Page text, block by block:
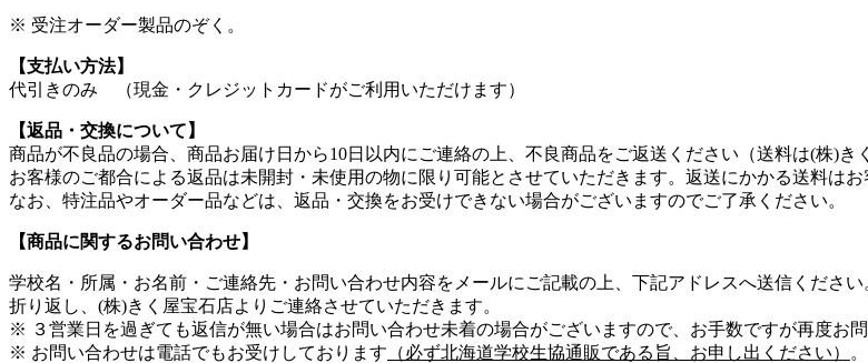
※ 受注オーダー製品のぞく。
【支払い方法】
代引きのみ （現金・クレジットカードがご利用いただけます）
【返品・交換について】
商品が不良品の場合、商品お届け日から10日以内にご連絡の上、不良商品をご返送ください（送料は(株)
お客様のご都合による返品は未開封・未使用の物に限り可能とさせていただきます。返送にかかる送料はお
なお、特注品やオーダー品などは、返品・交換をお受けできない場合がございますのでご了承ください。
【商品に関するお問い合わせ】
学校名・所属・お名前・ご連絡先・お問い合わせ内容をメールにご記載の上、下記アドレスへ送信ください
折り返し、(株)きく屋宝石店よりご連絡させていただきます。
※ ３営業日を過ぎても返信が無い場合はお問い合わせ未着の場合がございますので、お手数ですが再度お問
※ お問い合わせは電話でもお受けしております （必ず北海道学校生協通販である旨、お申し出ください） 。